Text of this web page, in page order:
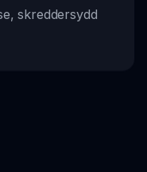
skreddersydd